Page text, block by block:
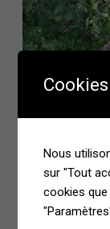
Nous
l’autre groupe
Cookies
Nous
sur "Tout
cookies